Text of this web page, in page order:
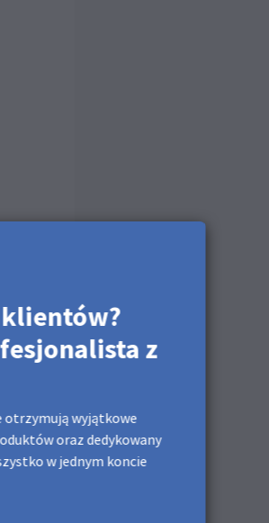
z
wyjątkowe
oraz dedykowany
w jednym koncie